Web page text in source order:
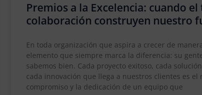
Premios a la Excelencia: cuando
colaboración construyen nuestro
En toda organización que aspira a crecer de
elemento que siempre marca la diferencia: su
sabemos bien. Cada proyecto exitoso, cada
cada innovación que llega a nuestros clientes es el
compromiso y la dedicación de un equipo que